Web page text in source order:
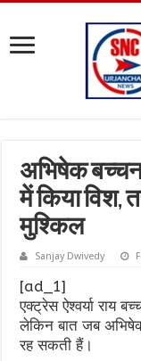
अभिषेक
में किया विश,
मुश्किल
Sanjay Dwivedy
[ad_1]
एक्ट्रेस ऐश्वर्या राय
लेकिन बात जब
रह सकती हैं।